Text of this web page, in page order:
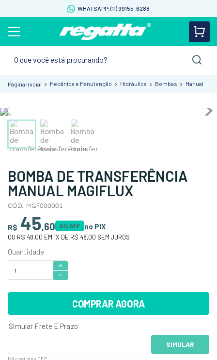
WHATSAPP: (11) 99155-6288
Mecânica e Manutenção Hidráulica Bombas Manual
BOMBA DE TRANSFERÊNCIA
MANUAL MAGIFLUX
CÓD.: MGF000001
R$ 45,60 5% OFF no PIX
OU R$ 48,00 EM 1X DE R$ 48,00 SEM JUROS
COMPRAR AGORA